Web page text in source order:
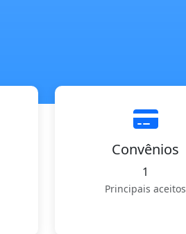
Convênios
1
Principais aceitos